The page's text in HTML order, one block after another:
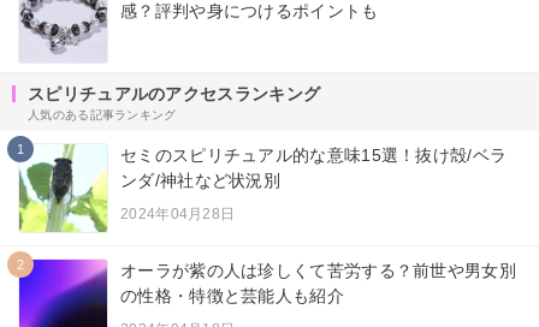
感？評判や身につけるポイントも
スピリチュアルのアクセスランキング
人気のある記事ランキング
1
セミのスピリチュアル的な意味15選！抜け殻/ベラ
ンダ/神社など状況別
2024年04月28日
2
オーラが紫の人は珍しくて苦労する？前世や男女別
の性格・特徴と芸能人も紹介